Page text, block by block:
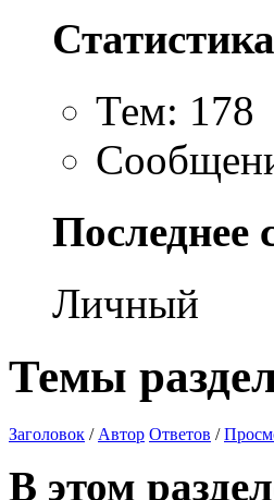
Тем: 178
Последнее
Личный
Темы
Заголовок / Автор Ответов /
В этом